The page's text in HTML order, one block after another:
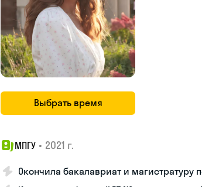
Выбрать время
МПГУ • 2021 г.
Окончила бакалавриат и магистратуру